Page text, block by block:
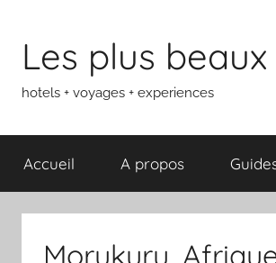
contenu
Les plus
hotels + voyages + experiences
Accueil A propos
Morukuru,